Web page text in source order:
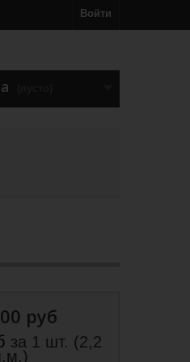
Войти
руб
за 1 шт. (2,2